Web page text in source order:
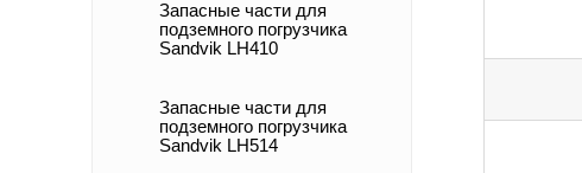
Запасные части для
подземного погрузчика
Sandvik LH410
Запасные части для
подземного погрузчика
Sandvik LH514